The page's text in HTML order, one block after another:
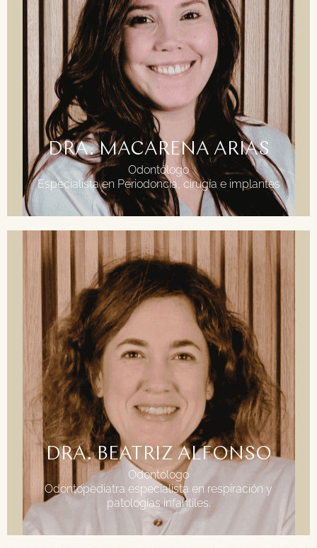
DRA. MACARENA ARIAS
Odontólogo
Especialista en Periodoncia, cirugía e implantes
FORMACIÓN
Grado en Odontología Universidad Rey Juan
Carlos
Master avanzado en periodoncia y
osteointegración. Universidad Europea de
Madrid.
Aesthetic & Periodontics University of London
DRA. BEATRIZ ALFONSO
Odontólogo
Odontopediatra especialista en respiración y
patologías infantiles.
FORMACIÓN
Licenciada en Odontología Universidad Alfonso X
el Sabio.
Master dolor Orofacial y disfunción cráneo
mandibular. Universidad San Pablo CEU
Master en odontopediatría, odontología
Biológica- RMR y RNO en paciente infantil.
Experto en periodoncia y prótesis. Hospital San